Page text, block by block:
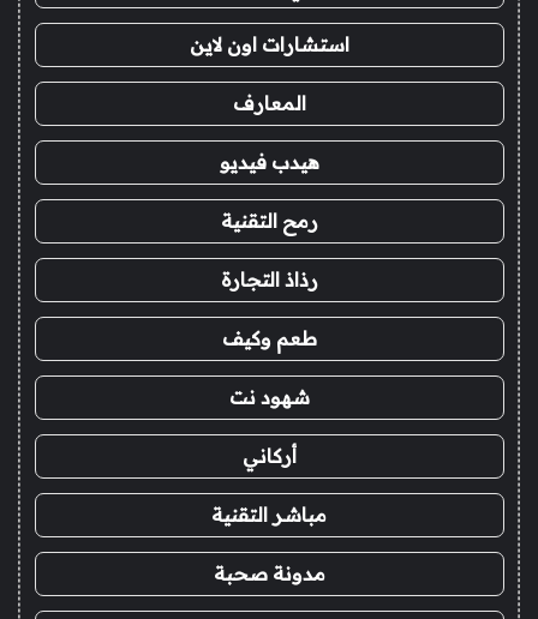
استشارات اون لاين
المعارف
هيدب فيديو
رمح التقنية
رذاذ التجارة
طعم وكيف
شهود نت
أركاني
مباشر التقنية
مدونة صحبة